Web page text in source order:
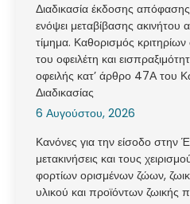
Διαδικασία έκδοσης
ενόψει μεταβίβασης ακινήτου
τίμημα. Καθορισμός
του οφειλέτη και
οφειλής κατ’ άρθρο 47Α του
Διαδικασίας
6 Αυγούστου, 2026
Κανόνες για την είσοδο στην
μετακινήσεις και τους
φορτίων ορισμένων ζώων,
υλικού και προϊόντων ζωικής